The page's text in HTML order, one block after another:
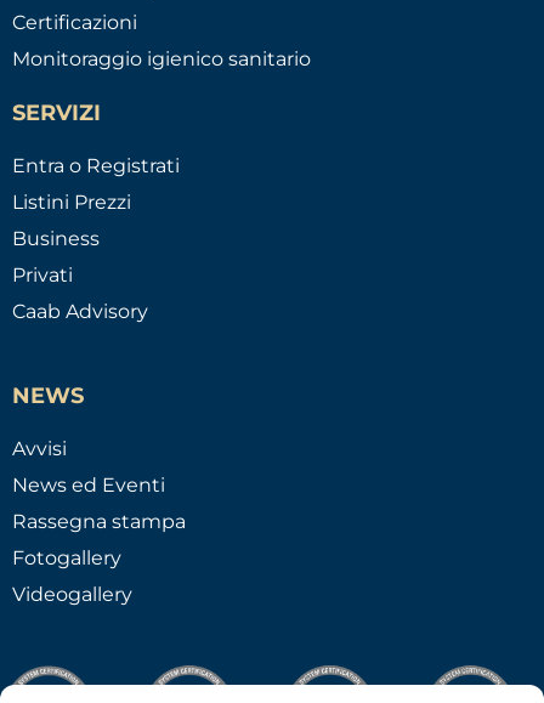
Certificazioni
Monitoraggio igienico sanitario
SERVIZI
Entra o Registrati
Listini Prezzi
Business
Privati
Caab Advisory
NEWS
Avvisi
News ed Eventi
Rassegna stampa
Fotogallery
Videogallery